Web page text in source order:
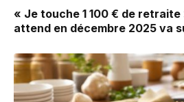
« Je touche 1 100 € de
attend en décembre 2025 va